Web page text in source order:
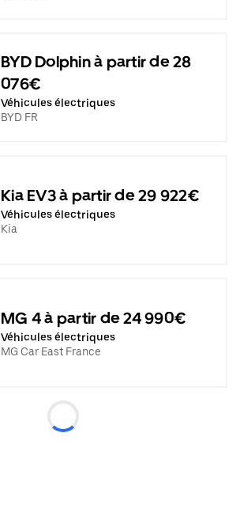
BYD Dolphin à partir de 28
076€
Véhicules électriques
BYD FR
Kia EV3 à partir de 29 922€
Véhicules électriques
Kia
MG 4 à partir de 24 990€
Véhicules électriques
MG Car East France